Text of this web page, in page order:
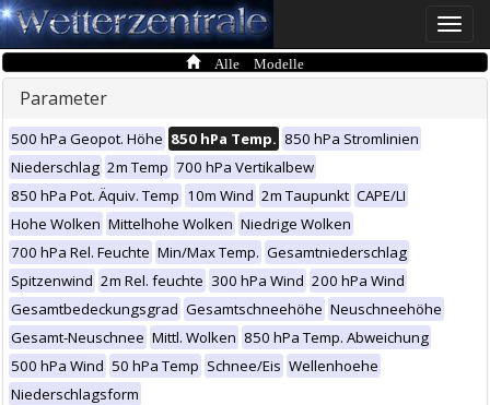
Toggle
Alle Modelle
Parameter
500 hPa Geopot. Höhe 850 hPa Temp. 850 hPa Stromlinien
Niederschlag 2m Temp 700 hPa Vertikalbew
850 hPa Pot. Äquiv. Temp 10m Wind 2m Taupunkt CAPE/LI
Hohe Wolken Mittelhohe Wolken Niedrige Wolken
700 hPa Rel. Feuchte Min/Max Temp. Gesamtniederschlag
Spitzenwind 2m Rel. feuchte 300 hPa Wind 200 hPa Wind
Gesamtbedeckungsgrad Gesamtschneehöhe Neuschneehöhe
Gesamt-Neuschnee Mittl. Wolken 850 hPa Temp. Abweichung
500 hPa Wind 50 hPa Temp Schnee/Eis Wellenhoehe
Niederschlagsform